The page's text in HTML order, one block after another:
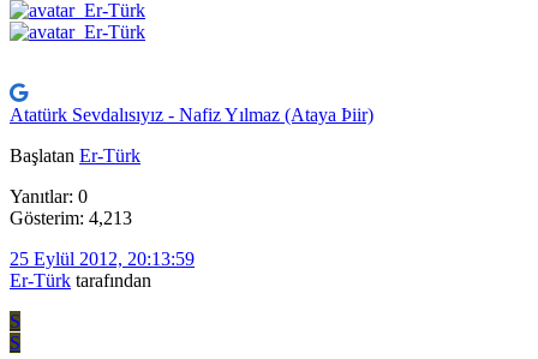
Atatürk Sevdalısıyız - Nafiz Yılmaz (Ataya Þiir)
Başlatan Er-Türk
Yanıtlar: 0
Gösterim: 4,213
25 Eylül 2012, 20:13:59
Er-Türk tarafından
S
S